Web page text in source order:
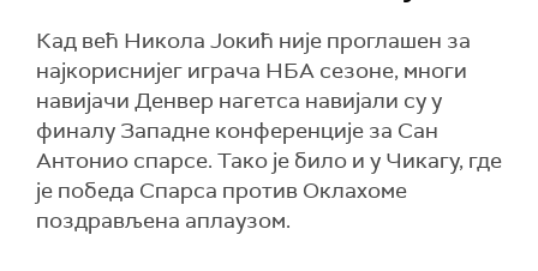
Кад већ Никола Јокић није проглашен за
најкориснијег играча НБА сезоне, многи
навијачи Денвер нагетса навијали су у
финалу Западне конференције за Сан
Антонио спарсе. Тако је било и у Чикагу, где
је победа Спарса против Оклахоме
поздрављена аплаузом.